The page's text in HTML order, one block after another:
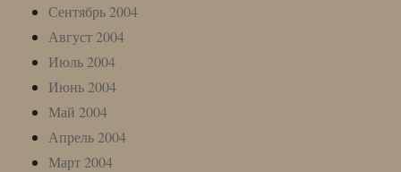
Сентябрь 2004
Август 2004
Июль 2004
Июнь 2004
Май 2004
Апрель 2004
Март 2004